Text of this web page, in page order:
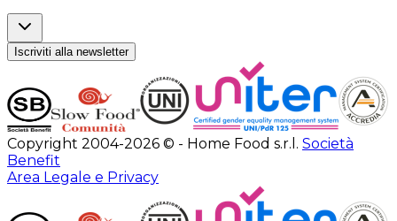
Iscriviti alla newsletter
Copyright 2004-2026 © - Home Food s.r.l. Società
Benefit
Area Legale e Privacy